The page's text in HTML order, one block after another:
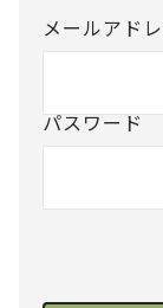
メールアド
パスワード